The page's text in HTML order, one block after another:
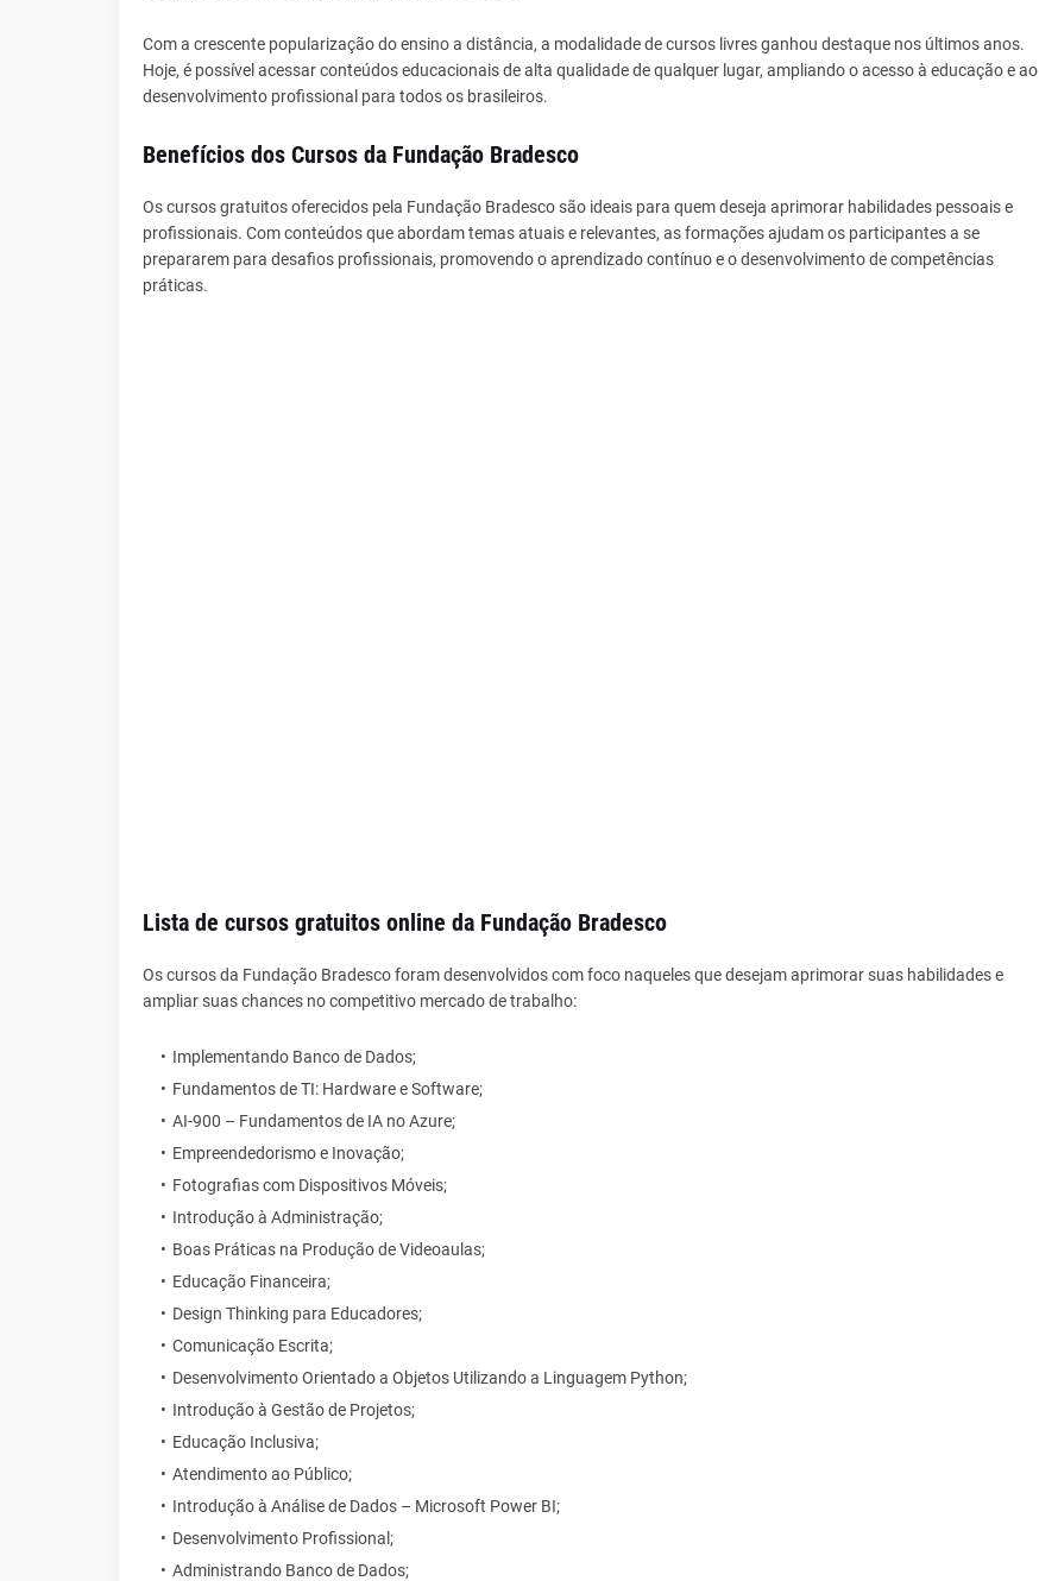
Com a crescente popularização do ensino a distância, a modalidade de cursos livres ganhou destaque nos últimos anos.
Hoje, é possível acessar conteúdos educacionais de alta qualidade de qualquer lugar, ampliando o acesso à educação e ao
desenvolvimento profissional para todos os brasileiros.
Benefícios dos Cursos da Fundação Bradesco
Os cursos gratuitos oferecidos pela Fundação Bradesco são ideais para quem deseja aprimorar habilidades pessoais e
profissionais. Com conteúdos que abordam temas atuais e relevantes, as formações ajudam os participantes a se
prepararem para desafios profissionais, promovendo o aprendizado contínuo e o desenvolvimento de competências
práticas.
Lista de cursos gratuitos online da Fundação Bradesco
Os cursos da Fundação Bradesco foram desenvolvidos com foco naqueles que desejam aprimorar suas habilidades e
ampliar suas chances no competitivo mercado de trabalho:
Implementando Banco de Dados;
Fundamentos de TI: Hardware e Software;
AI-900 – Fundamentos de IA no Azure;
Empreendedorismo e Inovação;
Fotografias com Dispositivos Móveis;
Introdução à Administração;
Boas Práticas na Produção de Videoaulas;
Educação Financeira;
Design Thinking para Educadores;
Comunicação Escrita;
Desenvolvimento Orientado a Objetos Utilizando a Linguagem Python;
Introdução à Gestão de Projetos;
Educação Inclusiva;
Atendimento ao Público;
Introdução à Análise de Dados – Microsoft Power BI;
Desenvolvimento Profissional;
Administrando Banco de Dados;